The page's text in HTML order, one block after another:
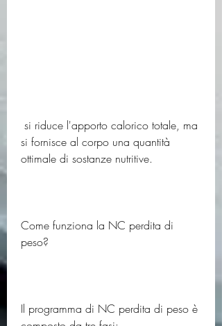
si fornisce al corpo una quantità
ottimale di sostanze nutritive.
Come funziona la NC perdita di
peso?
Il programma di NC perdita di peso è